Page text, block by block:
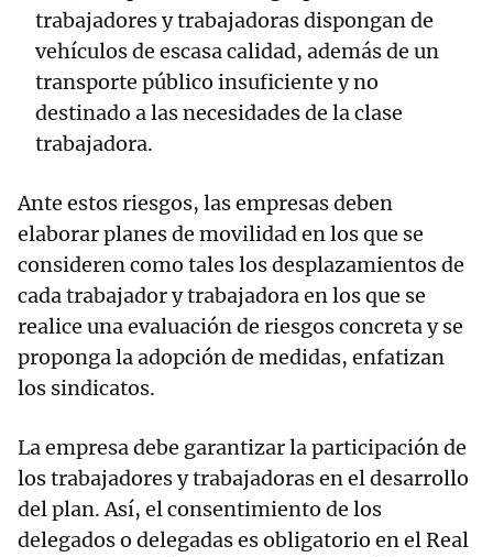
trabajadores y trabajadoras dispongan de
vehículos de escasa calidad, además de un
transporte público insuficiente y no
destinado a las necesidades de la clase
trabajadora.
Ante estos riesgos, las empresas deben
elaborar planes de movilidad en los que se
consideren como tales los desplazamientos de
cada trabajador y trabajadora en los que se
realice una evaluación de riesgos concreta y se
proponga la adopción de medidas, enfatizan
los sindicatos.
La empresa debe garantizar la participación de
los trabajadores y trabajadoras en el desarrollo
del plan. Así, el consentimiento de los
delegados o delegadas es obligatorio en el Real